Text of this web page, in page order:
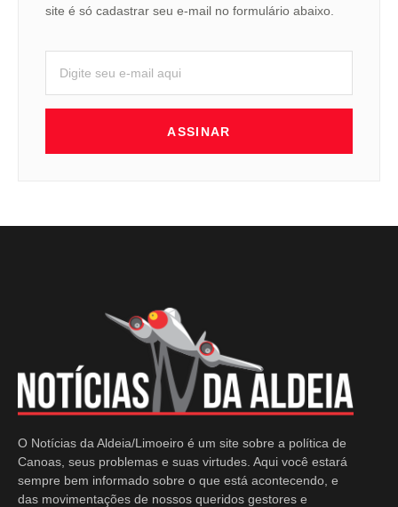
site é só cadastrar seu e-mail no formulário abaixo.
ASSINAR
O Notícias da Aldeia/Limoeiro é um site sobre a política de
Canoas, seus problemas e suas virtudes. Aqui você estará
sempre bem informado sobre o que está acontecendo, e
das movimentações de nossos queridos gestores e